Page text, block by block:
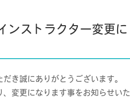
ンストラクター変更に
き誠にありがとうございます。
変更になります事をお知らせいた